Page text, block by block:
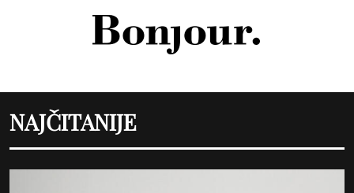
NAJČITANIJE